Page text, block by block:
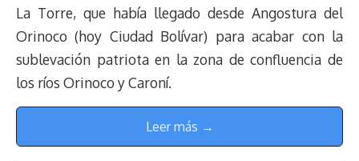
La Torre, que había llegado desde Angostura del
Orinoco (hoy Ciudad Bolívar) para acabar con la
sublevación patriota en la zona de confluencia de
los ríos Orinoco y Caroní.
Leer más →